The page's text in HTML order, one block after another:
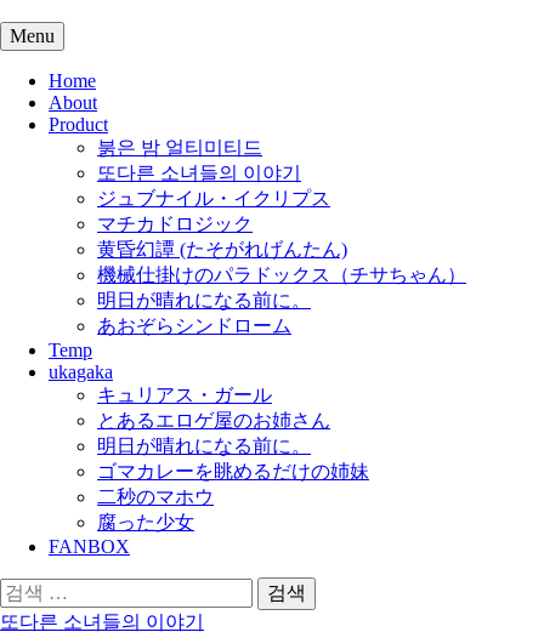
to
content
Menu
Home
About
Product
붉은 밤 얼티미티드
또다른 소녀들의 이야기
ジュブナイル・イクリプス
マチカドロジック
黄昏幻譚 (たそがれげんたん)
機械仕掛けのパラドックス（チサちゃん）
明日が晴れになる前に。
あおぞらシンドローム
Temp
ukagaka
キュリアス・ガール
とあるエロゲ屋のお姉さん
明日が晴れになる前に。
ゴマカレーを眺めるだけの姉妹
二秒のマホウ
腐った少女
FANBOX
검
색:
또다른 소녀들의 이야기